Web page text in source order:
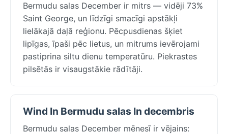
Bermudu salas December ir mitrs — vidēji 73%
Saint George, un līdzīgi smacīgi apstākļi
lielākajā daļā reģionu. Pēcpusdienas šķiet
lipīgas, īpaši pēc lietus, un mitrums ievērojami
pastiprina siltu dienu temperatūru. Piekrastes
pilsētās ir visaugstākie rādītāji.
Wind In Bermudu salas In decembris
Bermudu salas December mēnesī ir vējains: